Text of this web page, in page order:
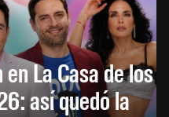
La Casa de los
así quedó la